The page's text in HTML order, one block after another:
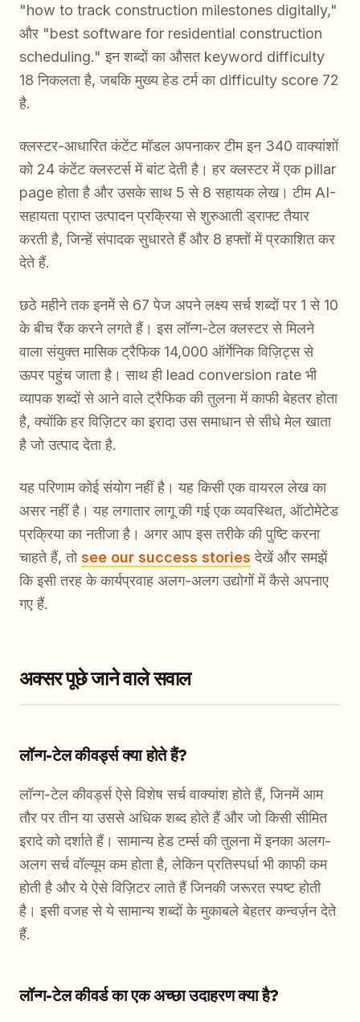
"how to track construction milestones digitally,"
और "best software for residential construction
scheduling." इन शब्दों का औसत keyword difficulty
18 निकलता है, जबकि मुख्य हेड टर्म का difficulty score 72
है.
क्लस्टर-आधारित कंटेंट मॉडल अपनाकर टीम इन 340 वाक्यांशों
को 24 कंटेंट क्लस्टर्स में बांट देती है। हर क्लस्टर में एक pillar
page होता है और उसके साथ 5 से 8 सहायक लेख। टीम AI-
सहायता प्राप्त उत्पादन प्रक्रिया से शुरुआती ड्राफ्ट तैयार
करती है, जिन्हें संपादक सुधारते हैं और 8 हफ्तों में प्रकाशित कर
देते हैं.
छठे महीने तक इनमें से 67 पेज अपने लक्ष्य सर्च शब्दों पर 1 से 10
के बीच रैंक करने लगते हैं। इस लॉन्ग-टेल क्लस्टर से मिलने
वाला संयुक्त मासिक ट्रैफिक 14,000 ऑर्गेनिक विज़िट्स से
ऊपर पहुंच जाता है। साथ ही lead conversion rate भी
व्यापक शब्दों से आने वाले ट्रैफिक की तुलना में काफी बेहतर होता
है, क्योंकि हर विज़िटर का इरादा उस समाधान से सीधे मेल खाता
है जो उत्पाद देता है.
यह परिणाम कोई संयोग नहीं है। यह किसी एक वायरल लेख का
असर नहीं है। यह लगातार लागू की गई एक व्यवस्थित, ऑटोमेटेड
प्रक्रिया का नतीजा है। अगर आप इस तरीके की पुष्टि करना
चाहते हैं, तोsee our success stories देखें और समझें
कि इसी तरह के कार्यप्रवाह अलग-अलग उद्योगों में कैसे अपनाए
गए हैं.
अक्सर पूछे जाने वाले सवाल
लॉन्ग-टेल कीवर्ड्स क्या होते हैं?
लॉन्ग-टेल कीवर्ड्स ऐसे विशेष सर्च वाक्यांश होते हैं, जिनमें आम
तौर पर तीन या उससे अधिक शब्द होते हैं और जो किसी सीमित
इरादे को दर्शाते हैं। सामान्य हेड टर्म्स की तुलना में इनका अलग-
अलग सर्च वॉल्यूम कम होता है, लेकिन प्रतिस्पर्धा भी काफी कम
होती है और ये ऐसे विज़िटर लाते हैं जिनकी जरूरत स्पष्ट होती
है। इसी वजह से ये सामान्य शब्दों के मुकाबले बेहतर कन्वर्ज़न देते
हैं.
लॉन्ग-टेल कीवर्ड का एक अच्छा उदाहरण क्या है?